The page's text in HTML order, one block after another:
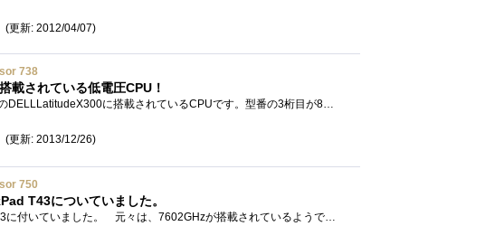
(更新: 2012/04/07)
738
されている低電圧CPU！
私が愛用しているB5ノートのDELLLatitudeX300に搭載されているCPUです。型番の3桁目が8の為、低電圧版になります。添付した写真だとクロックが、約600...
(更新: 2013/12/26)
750
T43についていました。
以前購入したThinkPadT43に付いていました。 元々は、7602GHzが搭載されているようですが、なぜか7501.86GHzです。自分的には他に持っている7401.73GHz...